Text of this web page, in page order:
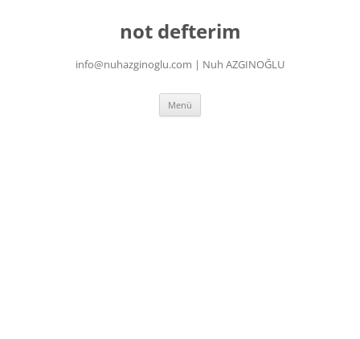
not defterim
info@nuhazginoglu.com | Nuh AZGINOĞLU
Menü